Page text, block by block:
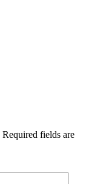
Required fields are